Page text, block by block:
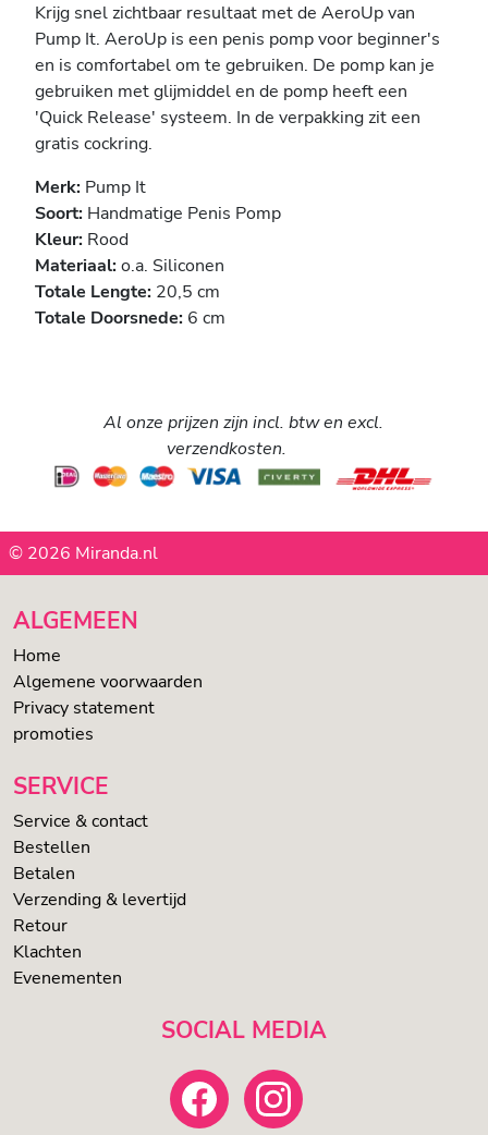
Krijg snel zichtbaar resultaat met de AeroUp van
Pump It. AeroUp is een penis pomp voor beginner's
en is comfortabel om te gebruiken. De pomp kan je
gebruiken met glijmiddel en de pomp heeft een
'Quick Release' systeem. In de verpakking zit een
gratis cockring.
Merk: Pump It
Soort: Handmatige Penis Pomp
Kleur: Rood
Materiaal:o.a. Siliconen
Totale Lengte: 20,5 cm
Totale Doorsnede: 6 cm
Al onze prijzen zijn incl. btw en excl.
verzendkosten.
© 2026 Miranda.nl
ALGEMEEN
Home
Algemene voorwaarden
Privacy statement
promoties
SERVICE
Service & contact
Bestellen
Betalen
Verzending & levertijd
Retour
Klachten
Evenementen
SOCIAL MEDIA